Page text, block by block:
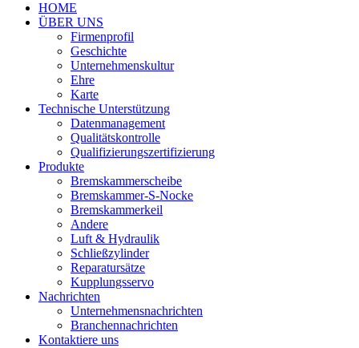
HOME
ÜBER UNS
Firmenprofil
Geschichte
Unternehmenskultur
Ehre
Karte
Technische Unterstützung
Datenmanagement
Qualitätskontrolle
Qualifizierungszertifizierung
Produkte
Bremskammerscheibe
Bremskammer-S-Nocke
Bremskammerkeil
Andere
Luft & Hydraulik
Schließzylinder
Reparatursätze
Kupplungsservo
Nachrichten
Unternehmensnachrichten
Branchennachrichten
Kontaktiere uns